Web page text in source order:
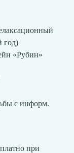
год)
«Рубин»
с информ.
при